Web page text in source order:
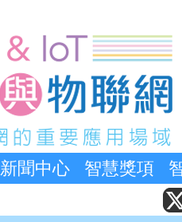
新聞中心 智慧獎項